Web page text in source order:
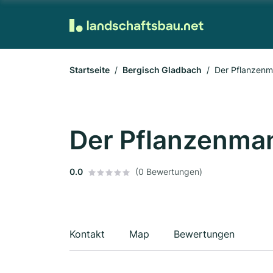
Startseite Bergisch Gladbach Der
Der
0.0 (0 Bewertungen)
Kontakt Map Bewertungen